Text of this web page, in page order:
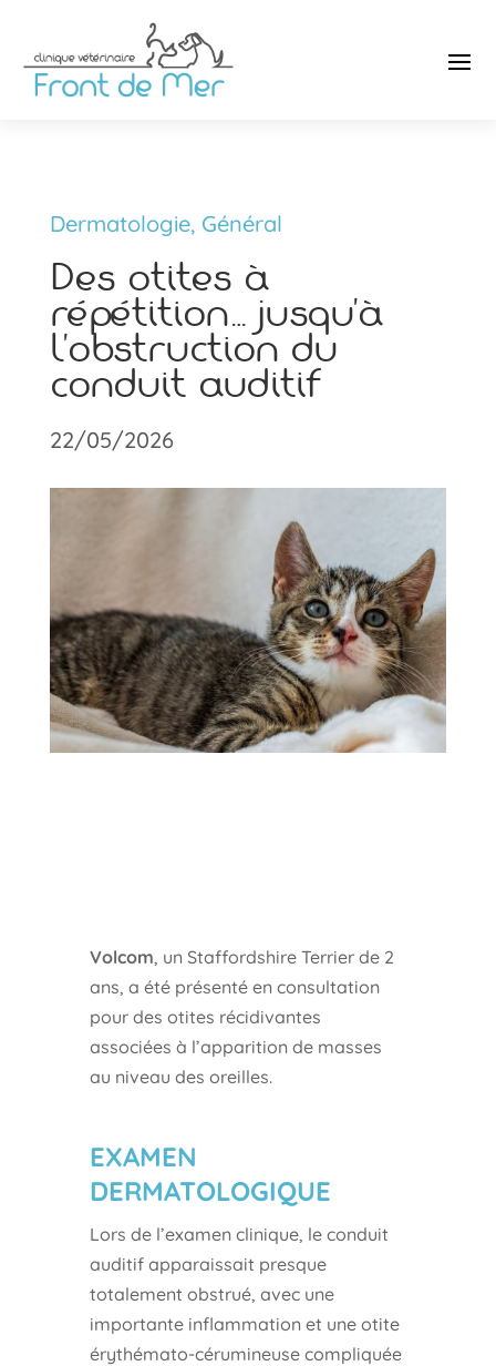
Dermatologie, Général
Des otites à
répétition… jusqu’à
l’obstruction du
conduit auditif
22/05/2026
Volcom, un Staffordshire Terrier de 2
ans, a été présenté en consultation
pour des otites récidivantes
associées à l’apparition de masses
au niveau des oreilles.
EXAMEN
DERMATOLOGIQUE
Lors de l’examen clinique, le conduit
auditif apparaissait presque
totalement obstrué, avec une
importante inflammation et une otite
érythémato-cérumineuse compliquée